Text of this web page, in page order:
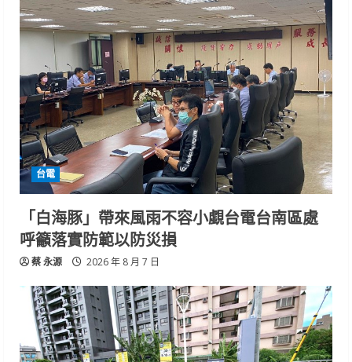
台電
「白海豚」帶來風雨不容小覷台電台南區處
呼籲落實防範以防災損
蔡 永源 2026 年 8 月 7 日